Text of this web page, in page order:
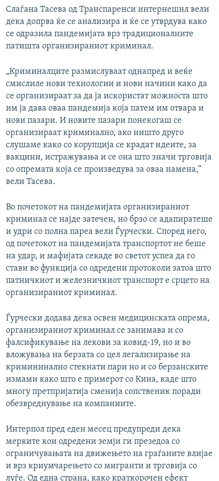
Слаѓана Тасева од Транспаренси интернешнл вели
дека допрва ќе се анализира и ќе се утврдува како
се одразила пандемијата врз традиционалните
патишта организираниот криминал.
„Криминалците размислуваат однапред и веќе
смислиле нови технологии и нови начини како да
се организираат за да ја искористат можноста што
им ја дава оваа пандемија која патем им отвара и
нови пазари. И новите пазари понекогаш се
организираат криминално, ако ништо друго
слушаме како со корупција се крадат идеите, за
вакцини, истражувања и се она што значи трговија
со опремата која се произведува за оваа намена,“
вели Тасева.
Во почетокот на пандемијата организираниот
криминал се најде затечен, но брзо се адапиратеше
и удри со полна пареа вели Ѓурчески. Според него,
од почетокот на пандемијата транспортот не беше
на удар, и мафијата секаде во светот успеа да го
стави во функција со одредени протоколи затоа што
патничкиот и железничкиот транспорт е срцето на
организираниот криминал.
Ѓурчески додава дека освен медицинската опрема,
организираниот криминал се занимава и со
фалсификување на лекови за ковид-19, но и во
вложувања на берзата со цел легализирање на
кримининално стекнати пари но и со берзанските
измами како што е примерот со Кина, каде што
многу претпријатија сменија сопственик поради
обезвреднување на компаниите.
Интерпол пред еден месец предупреди дека
мерките кои одредени земји ги презедоа со
ограничувањата на движењето на граѓаните влијае
и врз криумчарењето со мигранти и трговија со
луѓе. Од една страна, како краткорочен ефект